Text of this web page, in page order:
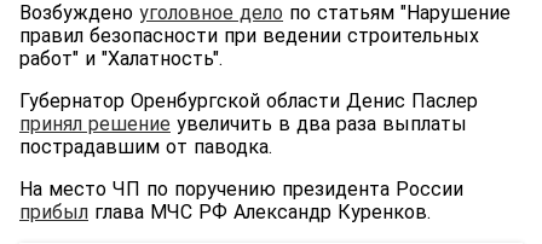
Возбуждено уголовное дело по статьям "Нарушение
правил безопасности при ведении строительных
работ" и "Халатность".
Губернатор Оренбургской области Денис Паслер
принял решение увеличить в два раза выплаты
пострадавшим от паводка.
На место ЧП по поручению президента России
прибыл глава МЧС РФ Александр Куренков.